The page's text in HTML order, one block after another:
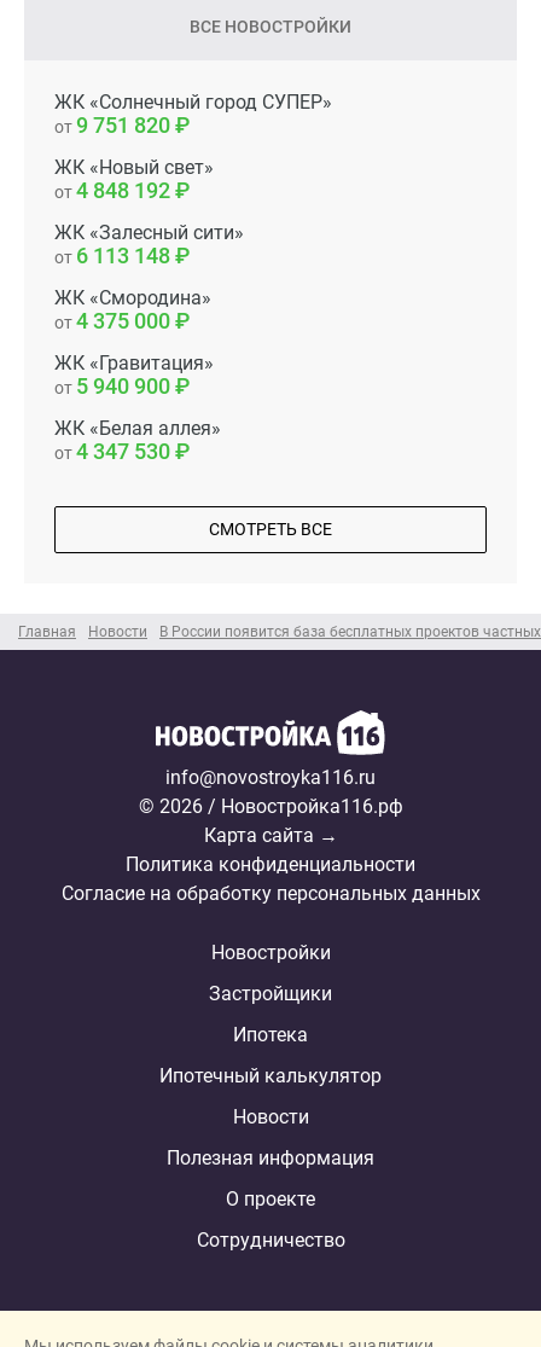
Главная Новости В России появится база бесплатных проектов
ВСЕ НОВОСТРОЙКИ
ЖК «Солнечный город СУПЕР»
от9 751 820
ЖК «Новый свет»
от4 848 192
ЖК «Залесный сити»
от 6 113 148
ЖК «Смородина»
от4 375 000
ЖК «Гравитация»
от 5 940 900
ЖК «Белая аллея»
от4 347 530
СМОТРЕТЬ ВСЕ
info@novostroyka116.ru
© 2026 / Новостройка116.рф
Карта сайта →
Политика конфиденциальности
Согласие на обработку персональных данных
Новостройки
Застройщики
Ипотека
Ипотечный калькулятор
Новости
Полезная информация
О проекте
Сотрудничество